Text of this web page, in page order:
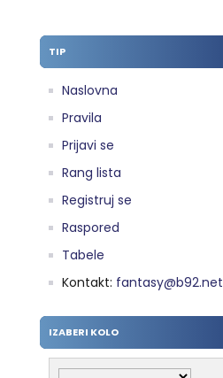
TIP
Naslovna
Pravila
Prijavi se
Rang lista
Registruj se
Raspored
Tabele
Kontakt: fantasy@b92.net
IZABERI KOLO